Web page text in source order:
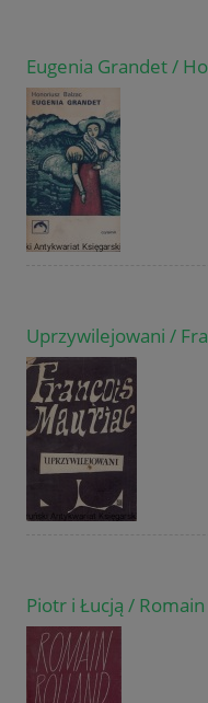
Eugenia Grandet /
Uprzywilejowani /
Piotr i Łucją /